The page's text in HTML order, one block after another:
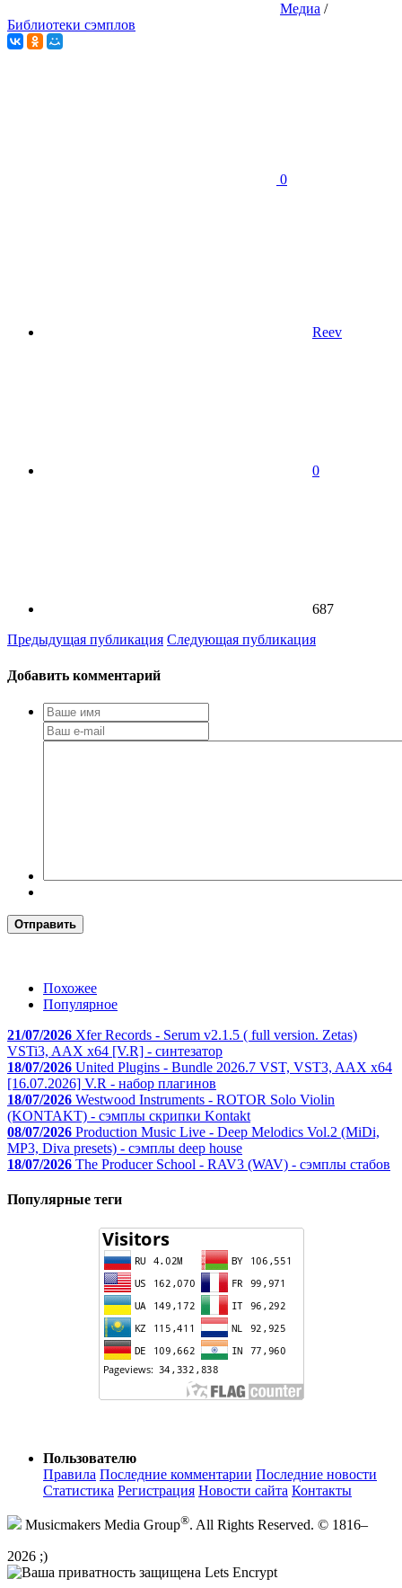
Медиа /
Библиотеки сэмплов
0
Reev
0
687
Предыдущая публикация Следующая публикация
Добавить комментарий
Отправить
Похожее
Популярное
21/07/2026 Xfer Records - Serum v2.1.5 ( full version. Zetas)
VSTi3, AAX x64 [V.R] - синтезатор
18/07/2026 United Plugins - Bundle 2026.7 VST, VST3, AAX x64
[16.07.2026] V.R - набор плагинов
18/07/2026 Westwood Instruments - ROTOR Solo Violin
(KONTAKT) - сэмплы скрипки Kontakt
08/07/2026 Production Music Live - Deep Melodics Vol.2 (MiDi,
MP3, Diva presets) - сэмплы deep house
18/07/2026 The Producer School - RAV3 (WAV) - сэмплы стабов
Популярные теги
Пользователю
Правила Последние комментарии Последние новости
Статистика Регистрация Новости сайта Контакты
Musicmakers Media Group®. All Rights Reserved. © 1816–
2026 ;)